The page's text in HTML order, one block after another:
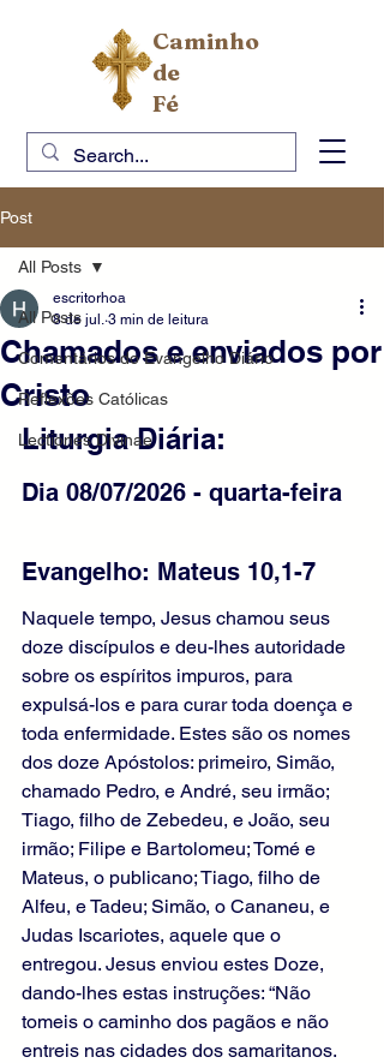
Caminho
de
Fé
Post
All Posts
Comentários do Evangelho Diário
Reflexões Católicas
Lectiones Divinae
All Posts
Chamados e enviados por
Cristo
escritorhoa
8 de jul. 3 min de leitura
Liturgia Diária:
Dia 08/07/2026 - quarta-feira
Evangelho: Mateus 10,1-7
Naquele tempo, Jesus chamou seus
doze discípulos e deu-lhes autoridade
sobre os espíritos impuros, para
expulsá-los e para curar toda doença e
toda enfermidade. Estes são os nomes
dos doze Apóstolos: primeiro, Simão,
chamado Pedro, e André, seu irmão;
Tiago, filho de Zebedeu, e João, seu
irmão; Filipe e Bartolomeu; Tomé e
Mateus, o publicano; Tiago, filho de
Alfeu, e Tadeu; Simão, o Cananeu, e
Judas Iscariotes, aquele que o
entregou. Jesus enviou estes Doze,
dando-lhes estas instruções: “Não
tomeis o caminho dos pagãos e não
entreis nas cidades dos samaritanos.